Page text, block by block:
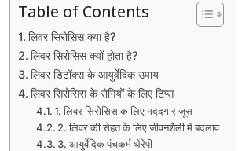
Table of Contents
लिवर सिरोसिस क्या है?
लिवर सिरोसिस क्यों होता है?
लिवर डिटॉक्स के आयुर्वेदिक उपाय
लिवर सिरोसिस के रोगियों के लिए टिप्स
1. लिवर सिरोसिस क लिए मददगार जूस
2. लिवर की सेहत के लिए जीवनशैली में बदलाव
3. आयुर्वेदिक पंचकर्म थेरेपी